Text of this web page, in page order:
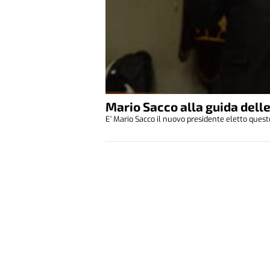
Mario Sacco alla guida
E' Mario Sacco il nuovo presidente eletto